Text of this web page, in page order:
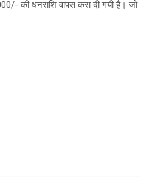
की धनराशि वापस करा दी गयी है। जो